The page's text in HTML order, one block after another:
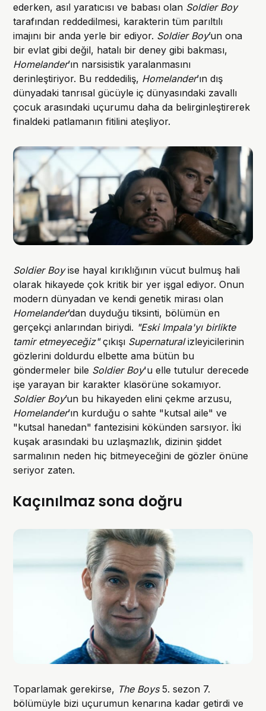
ederken, asıl yaratıcısı ve babası olan Soldier Boy
tarafından reddedilmesi, karakterin tüm parıltılı
imajını bir anda yerle bir ediyor. Soldier Boy’un ona
bir evlat gibi değil, hatalı bir deney gibi bakması,
Homelander’ın narsisistik yaralanmasını
derinleştiriyor. Bu reddediliş, Homelander’ın dış
dünyadaki tanrısal gücüyle iç dünyasındaki zavallı
çocuk arasındaki uçurumu daha da belirginleştirerek
finaldeki patlamanın fitilini ateşliyor.
Soldier Boyise hayal kırıklığının vücut bulmuş hali
olarak hikayede çok kritik bir yer işgal ediyor. Onun
modern dünyadan ve kendi genetik mirası olan
Homelander’dan duyduğu tiksinti, bölümün en
gerçekçi anlarından biriydi. "Eski Impala'yı birlikte
tamir etmeyeceğiz"çıkışı Supernaturalizleyicilerinin
gözlerini doldurdu elbette ama bütün bu
göndermeler bile Soldier Boy'u elle tutulur derecede
işe yarayan bir karakter klasörüne sokamıyor.
Soldier Boy’un bu hikayeden elini çekme arzusu,
Homelander’ın kurduğu o sahte "kutsal aile" ve
"kutsal hanedan" fantezisini kökünden sarsıyor. İki
kuşak arasındaki bu uzlaşmazlık, dizinin şiddet
sarmalının neden hiç bitmeyeceğini de gözler önüne
seriyor zaten.
Kaçınılmaz sona doğru
Toparlamak gerekirse, The Boys5. sezon 7.
bölümüyle bizi uçurumun kenarına kadar getirdi ve